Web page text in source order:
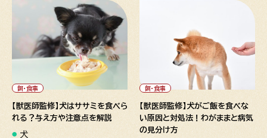
" alt="【獣医師監修】犬はササ
ミを食べられる？与え方や注意
点を解説">
餌・食事
【獣医師監修】犬はササミを食べら
れる？与え方や注意点を解説
犬
" alt="【獣医師監修】犬がご飯
を食べない原因と対処法！わ
がままと病気の見分け方">
餌・食事
【獣医師監修】犬がご飯を食べな
い原因と対処法！わがままと病気
の見分け方